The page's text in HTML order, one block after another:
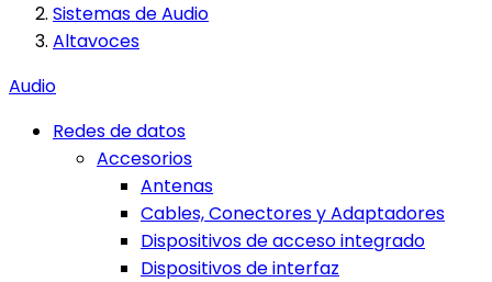
Sistemas de Audio
Altavoces
Audio
Redes de datos
Accesorios
Antenas
Cables, Conectores y Adaptadores
Dispositivos de acceso integrado
Dispositivos de interfaz